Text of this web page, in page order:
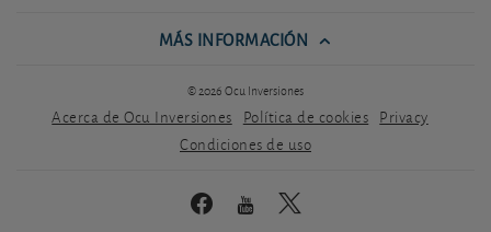
MÁS INFORMACIÓN
© 2026 Ocu Inversiones
Acerca de Ocu Inversiones Política de cookies Privacy
Condiciones de uso